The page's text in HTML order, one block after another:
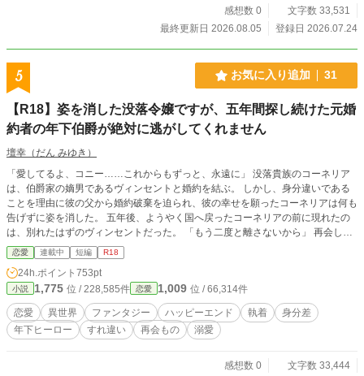
感想数 0
文字数 33,531
最終更新日 2026.08.05
登録日 2026.07.24
5 お気に入り追加 31
【R18】姿を消した没落令嬢ですが、五年間探し続けた元婚
約者の年下伯爵が絶対に逃がしてくれません
壇幸（だん みゆき）
「愛してるよ、コニー……これからもずっと、永遠に」 没落貴族のコーネリア
は、伯爵家の嫡男であるヴィンセントと婚約を結ぶ。 しかし、身分違いである
ことを理由に彼の父から婚約破棄を迫られ、彼の幸せを願ったコーネリアは何も
告げずに姿を消した。 五年後、ようやく国へ戻ったコーネリアの前に現れたの
は、別れたはずのヴィンセントだった。 「もう二度と離さないから」 再会した
ヴィンセントは別れを受け入れていないどころか、この五年間で拗らせたコーネ
リアへの重すぎる執着愛を抱いていて――！？ 五年間で想いを拗らせた年下伯
爵 × 幸せになることを諦めたお人好し没落令嬢の、すれ違い再会ものラブスト
ーリー。 ※R18描写を含みます。 ※完結まで毎日更新予定。 ※AI使用状況につ
いて： 本文はすべて作者本人が書いています。制作過程において以下の目的で
補助的にAIを利用しました。 ・アイデア出し ・構成相談 ・誤字脱字チェック
恋愛 連載中 短編 R18
24h.ポイント 753pt
小説 1,775 位 / 228,585件 恋愛 1,009 位 / 66,314件
恋愛 異世界 ファンタジー ハッピーエンド 執着
身分差
年下ヒーロー
すれ違い 再会もの 溺愛
感想数 0
文字数 33,444